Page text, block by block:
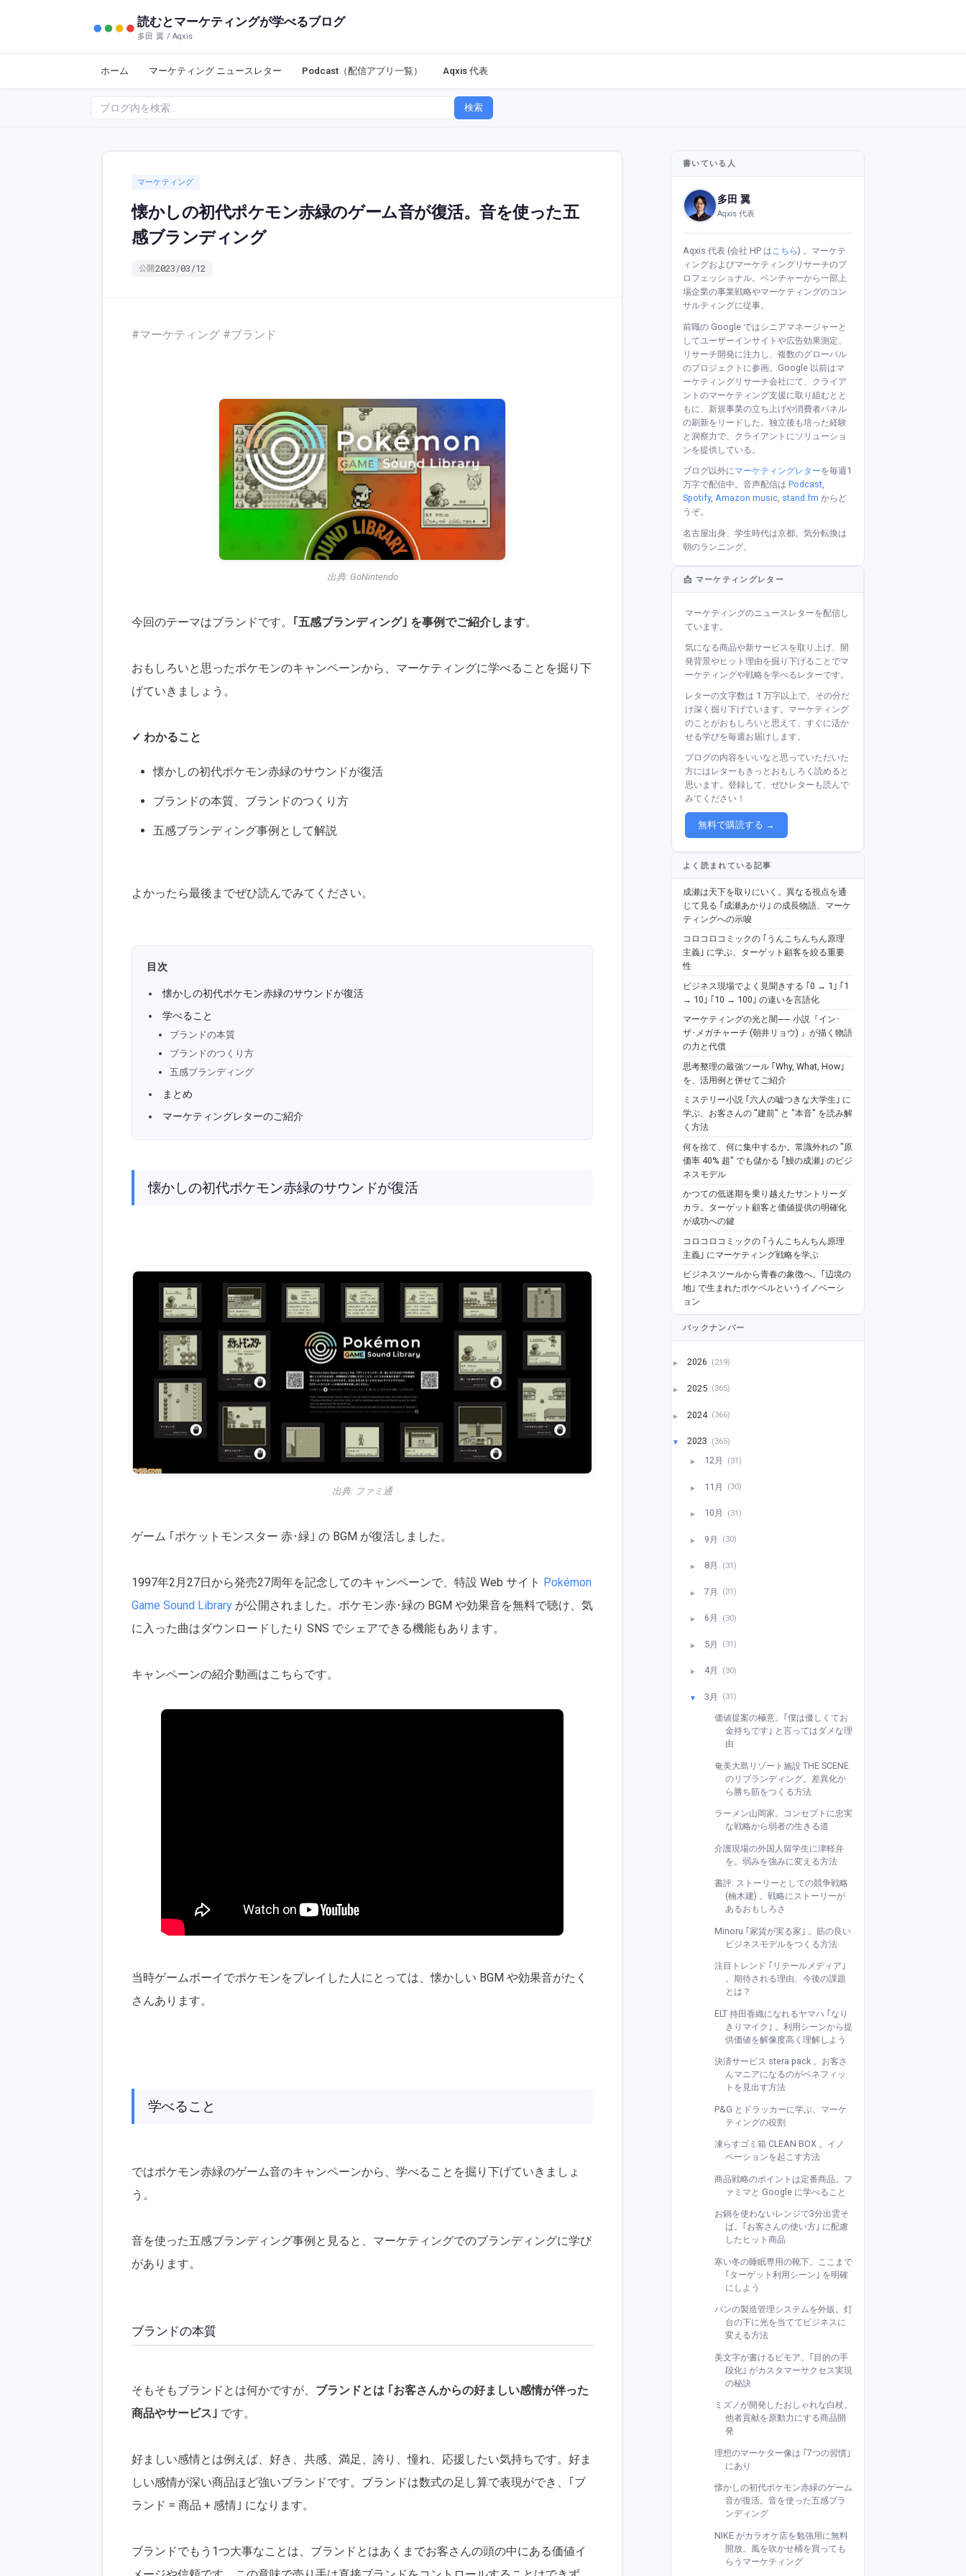
読むとマーケティングが学べるブログ
多田 翼 / Aqxis
ホーム マーケティング ニュースレター Podcast（配信アプリ一覧） Aqxis 代表
検索
マーケティング
懐かしの初代ポケモン赤緑のゲーム音が復活。音を使った五
感ブランディング
公開2023/03/12
#マーケティング #ブランド
出典: GoNintendo
今回のテーマはブランドです。 ｢五感ブランディング｣ を事例でご紹介します。
おもしろいと思ったポケモンのキャンペーンから、マーケティングに学べることを掘り下
げていきましょう。
✓ わかること
懐かしの初代ポケモン赤緑のサウンドが復活
ブランドの本質、ブランドのつくり方
五感ブランディング事例として解説
よかったら最後までぜひ読んでみてください。
目次
懐かしの初代ポケモン赤緑のサウンドが復活
学べること
ブランドの本質
ブランドのつくり方
五感ブランディング
まとめ
マーケティングレターのご紹介
懐かしの初代ポケモン赤緑のサウンドが復活
出典: ファミ通
ゲーム ｢ポケットモンスター 赤･緑｣ の BGM が復活しました。
1997年2月27日から発売27周年を記念してのキャンペーンで、特設 Web サイト Pokémon
Game Sound Library が公開されました。ポケモン赤･緑の BGM や効果音を無料で聴け、気
に入った曲はダウンロードしたり SNS でシェアできる機能もあります。
キャンペーンの紹介動画はこちらです。
当時ゲームボーイでポケモンをプレイした人にとっては、懐かしい BGM や効果音がたく
さんあります。
学べること
ではポケモン赤緑のゲーム音のキャンペーンから、学べることを掘り下げていきましょ
う。
音を使った五感ブランディング事例と見ると、マーケティングでのブランディングに学び
があります。
ブランドの本質
そもそもブランドとは何かですが、 ブランドとは ｢お客さんからの好ましい感情が伴った
商品やサービス｣ です。
好ましい感情とは例えば、好き、共感、満足、誇り、憧れ、応援したい気持ちです。好ま
しい感情が深い商品ほど強いブランドです。ブランドは数式の足し算で表現ができ、｢ブ
ランド = 商品 + 感情｣ になります。
ブランドでもう1つ大事なことは、ブランドとはあくまでお客さんの頭の中にある価値イ
書いている人
多田 翼
Aqxis 代表
Aqxis 代表 (会社 HP はこちら) 。マーケテ
ィングおよびマーケティングリサーチのプ
ロフェッショナル。ベンチャーから一部上
場企業の事業戦略やマーケティングのコン
サルティングに従事。
前職の Google ではシニアマネージャーと
してユーザーインサイトや広告効果測定、
リサーチ開発に注力し、複数のグローバル
のプロジェクトに参画。Google 以前はマ
ーケティングリサーチ会社にて、クライア
ントのマーケティング支援に取り組むとと
もに、新規事業の立ち上げや消費者パネル
の刷新をリードした。独立後も培った経験
と洞察力で、クライアントにソリューショ
ンを提供している。
ブログ以外にマーケティングレターを毎週1
万字で配信中。音声配信は Podcast,
Spotify, Amazon music, stand.fm からど
うぞ。
名古屋出身、学生時代は京都。気分転換は
朝のランニング。
📩 マーケティングレター
マーケティングのニュースレターを配信し
ています。
気になる商品や新サービスを取り上げ、開
発背景やヒット理由を掘り下げることでマ
ーケティングや戦略を学べるレターです。
レターの文字数は 1 万字以上で、その分だ
け深く掘り下げています。マーケティング
のことがおもしろいと思えて、すぐに活か
せる学びを毎週お届けします。
ブログの内容をいいなと思っていただいた
方にはレターもきっとおもしろく読めると
思います。登録して、ぜひレターも読んで
みてください！
無料で購読する →
よく読まれている記事
成瀬は天下を取りにいく。異なる視点を通
じて見る ｢成瀬あかり｣ の成長物語、マーケ
ティングへの示唆
コロコロコミックの ｢うんこちんちん原理
主義｣ に学ぶ、ターゲット顧客を絞る重要
性
ビジネス現場でよく見聞きする ｢0 → 1｣ ｢1
→ 10｣ ｢10 → 100｣ の違いを言語化
マーケティングの光と闇── 小説『イン･
ザ･メガチャーチ (朝井リョウ) 』が描く物語
の力と代償
思考整理の最強ツール ｢Why, What, How｣
を、活用例と併せてご紹介
ミステリー小説 ｢六人の嘘つきな大学生｣ に
学ぶ、お客さんの "建前" と "本音" を読み解
く方法
何を捨て、何に集中するか。常識外れの "原
価率 40% 超" でも儲かる ｢鰻の成瀬｣ のビジ
ネスモデル
かつての低迷期を乗り越えたサントリーダ
カラ。ターゲット顧客と価値提供の明確化
が成功への鍵
コロコロコミックの ｢うんこちんちん原理
主義｣ にマーケティング戦略を学ぶ
ビジネスツールから青春の象徴へ。｢辺境の
地｣ で生まれたポケベルというイノベーシ
ョン
バックナンバー
► 2026 (219)
► 2025 (365)
► 2024 (366)
▼ 2023 (365)
► 12月 (31)
► 11月 (30)
► 10月 (31)
► 9月 (30)
► 8月 (31)
► 7月 (31)
► 6月 (30)
► 5月 (31)
► 4月 (30)
▼ 3月 (31)
価値提案の極意。｢僕は優しくてお
金持ちです｣ と言ってはダメな理
由
奄美大島リゾート施設 THE SCENE
のリブランディング。差異化か
ら勝ち筋をつくる方法
ラーメン山岡家。コンセプトに忠実
な戦略から弱者の生きる道
介護現場の外国人留学生に津軽弁
を。弱みを強みに変える方法
書評: ストーリーとしての競争戦略
(楠木建) 。戦略にストーリーが
あるおもしろさ
Minoru ｢家賃が実る家｣ 。筋の良い
ビジネスモデルをつくる方法
注目トレンド ｢リテールメディア｣
。期待される理由、今後の課題
とは？
ELT 持田香織になれるヤマハ ｢なり
きりマイク｣ 。利用シーンから提
供価値を解像度高く理解しよう
決済サービス stera pack 。お客さ
んマニアになるのがベネフィッ
トを見出す方法
P&G とドラッカーに学ぶ、マーケ
ティングの役割
凍らすゴミ箱 CLEAN BOX 。イノ
ベーションを起こす方法
商品戦略のポイントは定番商品。フ
ァミマと Google に学べること
お鍋を使わないレンジで3分出雲そ
ば。｢お客さんの使い方｣ に配慮
したヒット商品
寒い冬の睡眠専用の靴下。ここまで
｢ターゲット利用シーン｣ を明確
にしよう
パンの製造管理システムを外販。灯
台の下に光を当ててビジネスに
変える方法
美文字が書けるビモア。｢目的の手
段化｣ がカスタマーサクセス実現
の秘訣
ミズノが開発したおしゃれな白杖。
他者貢献を原動力にする商品開
発
理想のマーケター像は ｢7つの習慣｣
にあり
懐かしの初代ポケモン赤緑のゲーム
音が復活。音を使った五感ブラ
ンディング
NIKE がカラオケ店を勉強用に無料
開放。風を吹かせ桶を買っても
らうマーケティング